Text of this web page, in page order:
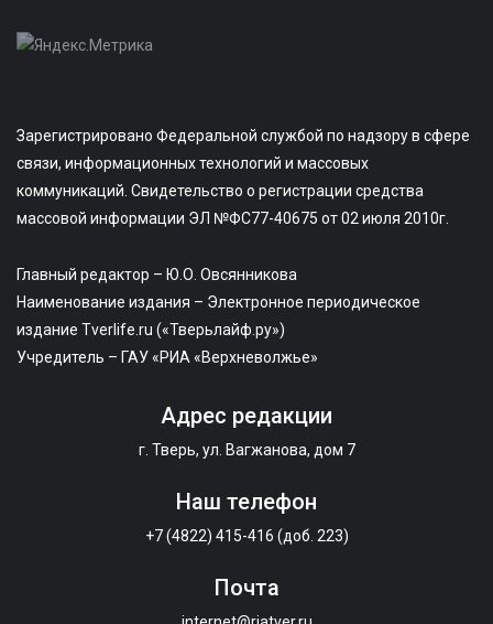
Зарегистрировано Федеральной службой по надзору в сфере
связи, информационных технологий и массовых
коммуникаций. Свидетельство о регистрации средства
массовой информации ЭЛ №ФС77-40675 от 02 июля 2010г.
Главный редактор – Ю.О. Овсянникова
Наименование издания – Электронное периодическое
издание Tverlife.ru («Тверьлайф.ру»)
Учредитель – ГАУ «РИА «Верхневолжье»
Адрес редакции
г. Тверь, ул. Вагжанова, дом 7
Наш телефон
+7 (4822) 415-416 (доб. 223)
Почта